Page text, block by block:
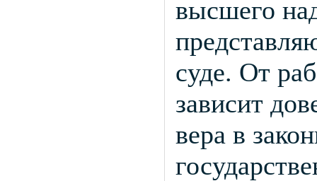
высшего
суде. От
зависит
вера в